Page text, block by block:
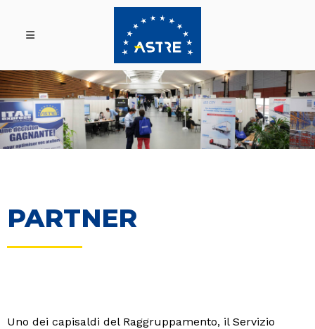
PARTNER
Uno dei capisaldi del Raggruppamento, il Servizio